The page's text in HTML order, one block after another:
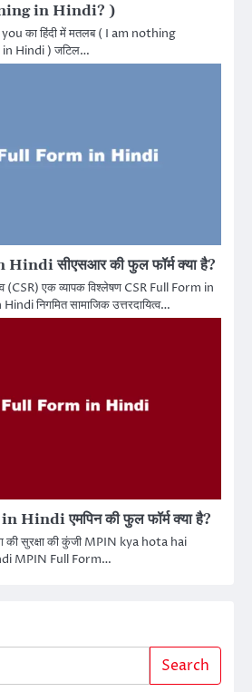
in Hindi? )
का हिंदी में मतलब ( I am nothing
Hindi ) जटिल…
सीएसआर की फुल फॉर्म क्या है?
(CSR) एक व्यापक विश्लेषण CSR Full Form in
निगमित सामाजिक उत्तरदायित्व…
एमपिन की फुल फॉर्म क्या है?
की सुरक्षा की कुंजी MPIN kya hota hai
MPIN Full Form…
Search